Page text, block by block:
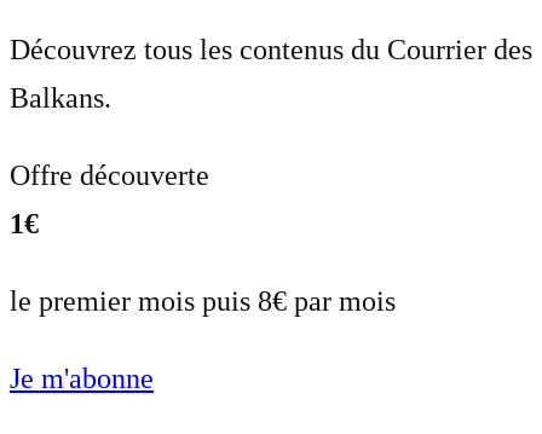
Découvrez tous les contenus du Courrier des
Balkans.
Offre découverte
1€
le premier mois puis 8€ par mois
Je m'abonne